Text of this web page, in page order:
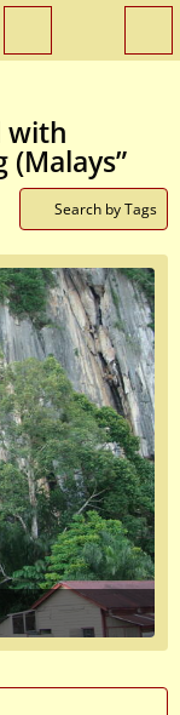
with
(Malays”
Search by Tags